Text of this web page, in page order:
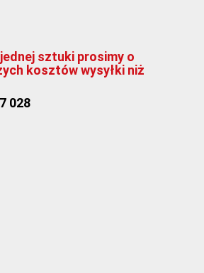
sztuki prosimy o
kosztów wysyłki niż
028